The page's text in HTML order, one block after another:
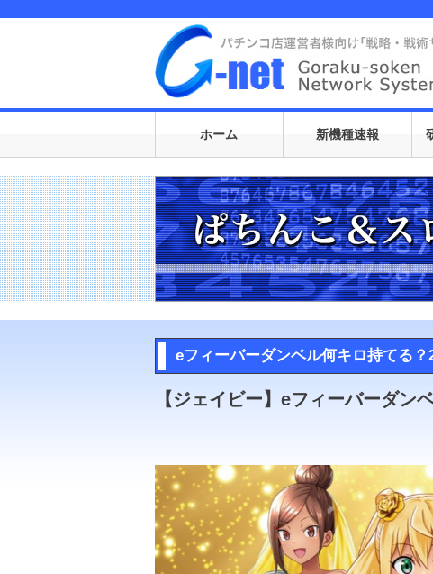
TEL:06-6634-
メールでのお問
ホーム 新機種速報
eフィーバーダンベル何キロ持てる？
【ジェイビー】eフィーバーダ